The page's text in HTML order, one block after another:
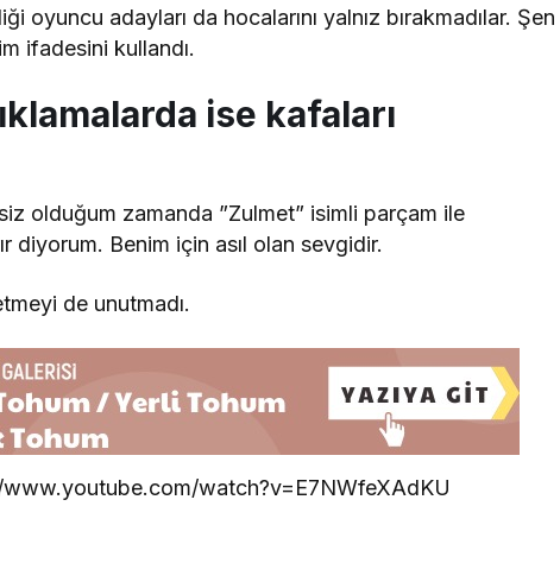
adayları da hocalarını yalnız bırakmadılar. Şen
ifadesini kullandı.
ise kafaları
olduğum zamanda ”Zulmet” isimli parçam ile
diyorum. Benim için asıl olan sevgidir.
de unutmadı.
watch?v=E7NWfeXAdKU